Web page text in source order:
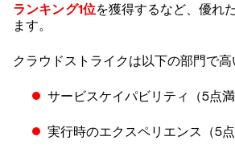
ランキング1位を獲得するなど、優れ
ます。
クラウドストライクは以下の部門で高
サービスケイパビリティ（5点満
実行時のエクスペリエンス（5点